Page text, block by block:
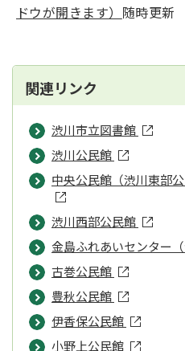
ドウが開きます） 随時更新
関連リンク
渋川市立図書館
渋川公民館
中央公民館（渋川東部
渋川西部公民館
金島ふれあいセンター（
古巻公民館
豊秋公民館
伊香保公民館
小野上公民館